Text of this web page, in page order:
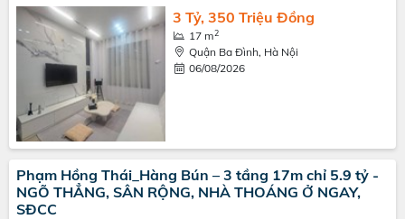
3 Tỷ, 350 Triệu Đồng
17 m2
Quận Ba Đình, Hà Nội
06/08/2026
Phạm Hồng Thái_Hàng Bún – 3 tầng 17m chỉ 5.9 tỷ -
NGÕ THẲNG, SÂN RỘNG, NHÀ THOÁNG Ở NGAY,
SĐCC